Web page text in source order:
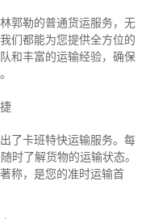
郭勒的普通货运服务，无
们都能为您提供全方位的
和丰富的运输经验，确保
了卡班特快运输服务。每
时了解货物的运输状态。
称，是您的准时运输首